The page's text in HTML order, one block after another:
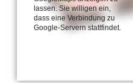
lassen. Sie willigen ein,
dass eine Verbindung zu
Google-Servern stattfindet.